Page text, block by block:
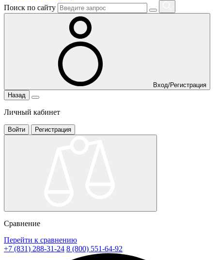
Поиск по сайту
Вход/Регистрация
Назад
Личный кабинет
Войти Регистрация
Сравнение
Перейти к сравнению
+7 (831) 288-31-24 8 (800) 551-64-92